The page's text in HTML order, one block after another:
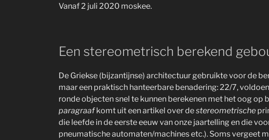
Vanaf 2 juli 2020 moskee.
Een stereometrisch berekend
De Griekse (bijzantijnse) architectuur gebruikte voor de
maar een praktisch hanteerbare benadering: 22/7,
ronde objecten snel te kunnen berekenen met het oog op
paragraafkomt uit een artikel over destereometrische
die leefde in de eerste eeuw van onze jaartelling en die
pneumatische automaten/machines etc.). Soms vergeet